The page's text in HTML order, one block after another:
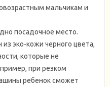
мальчикам и
посадочное место.
эко-кожи черного цвета,
которые не
при резком
ребенок сможет